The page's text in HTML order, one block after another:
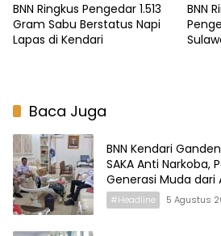
BNN Ringkus Pengedar 1.513
Gram Sabu Berstatus Napi
Lapas di Kendari
BNN
Baca Juga
BNN Kendari
SAKA Anti Narkoba,
Generasi Muda
#Headline 5 Agustus